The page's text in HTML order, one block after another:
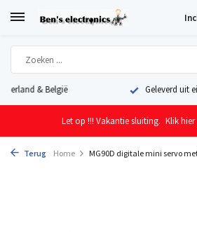
Geleverd uit eigen voorraad vanuit
Let op !!! Vakantie sluiting. Klik
Terug Home MG90D digitale mini servo